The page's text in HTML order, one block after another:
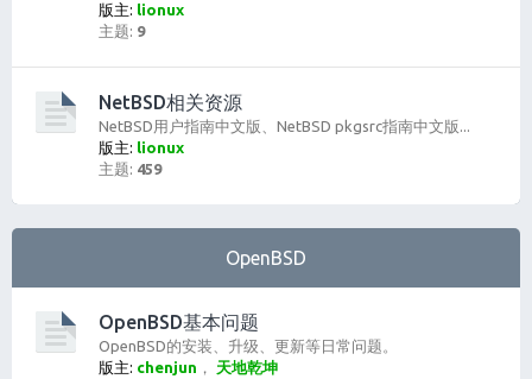
版主: lionux
主题: 9
NetBSD相关资源
NetBSD用户指南中文版、NetBSD pkgsrc指南中文版...
版主: lionux
主题: 459
OpenBSD
OpenBSD基本问题
OpenBSD的安装、升级、更新等日常问题。
版主: chenjun ， 天地乾坤